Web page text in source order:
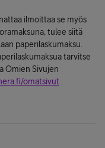
ilmoittaa se myös
tulee siitä
paperilaskumaksu.
tarvitse
Omien Sivujen
omatsivut